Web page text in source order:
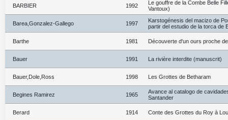
BARBIER 1992
Le gouffre de la Combe Belle
Vantoux)
Barea,Gonzalez-Gallego 1997
Karstogénesis del macizo de
partir del estudio de la torca de
Barthe 1981 Découverte d'un ours proche
Bauer 1991 La rivière interdite (manuscrit)
Bauer,Dole,Ross 1998 Les Grottes de Betharam
Begines Ramirez 1965
Avance al catalogo de
Santander
Berard 1914 Conte des Grottes du Roy à